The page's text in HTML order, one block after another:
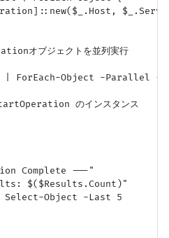
オブジェクトを並列実行
| ForEach-Object -Parallel {
のインスタンス
Complete ---"
$($Results.Count)"
Select-Object -Last 5